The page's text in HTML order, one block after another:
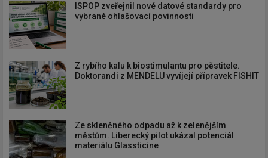
ISPOP zveřejnil nové datové standardy pro
vybrané ohlašovací povinnosti
Z rybího kalu k biostimulantu pro pěstitele.
Doktorandi z MENDELU vyvíjejí přípravek FISHIT
Ze skleněného odpadu až k zelenějším
městům. Liberecký pilot ukázal potenciál
materiálu Glassticine